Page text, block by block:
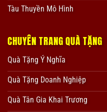
Tàu Thuyền Mô Hình
CHUYÊN TRANG QUÀ TẶNG
Quà Tặng Ý Nghĩa
Quà Tặng Doanh Nghiệp
Quà Tân Gia Khai Trương